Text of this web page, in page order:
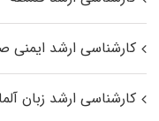
کارشناسی ارشد ایمنی
کارشناسی ارشد زبان